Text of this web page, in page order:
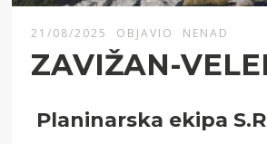
21/08/2025 OBJAVIO NENAD
ZAVIŽAN-
Planinarska ekipa